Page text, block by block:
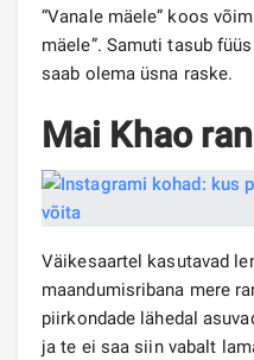
“Vanale mäele” koos
mäele”. Samuti tasub
saab olema üsna raske.
Mai Khao
Väikesaartel kasutavad
maandumisribana mere
piirkondade lähedal
ja te ei saa siin vabalt